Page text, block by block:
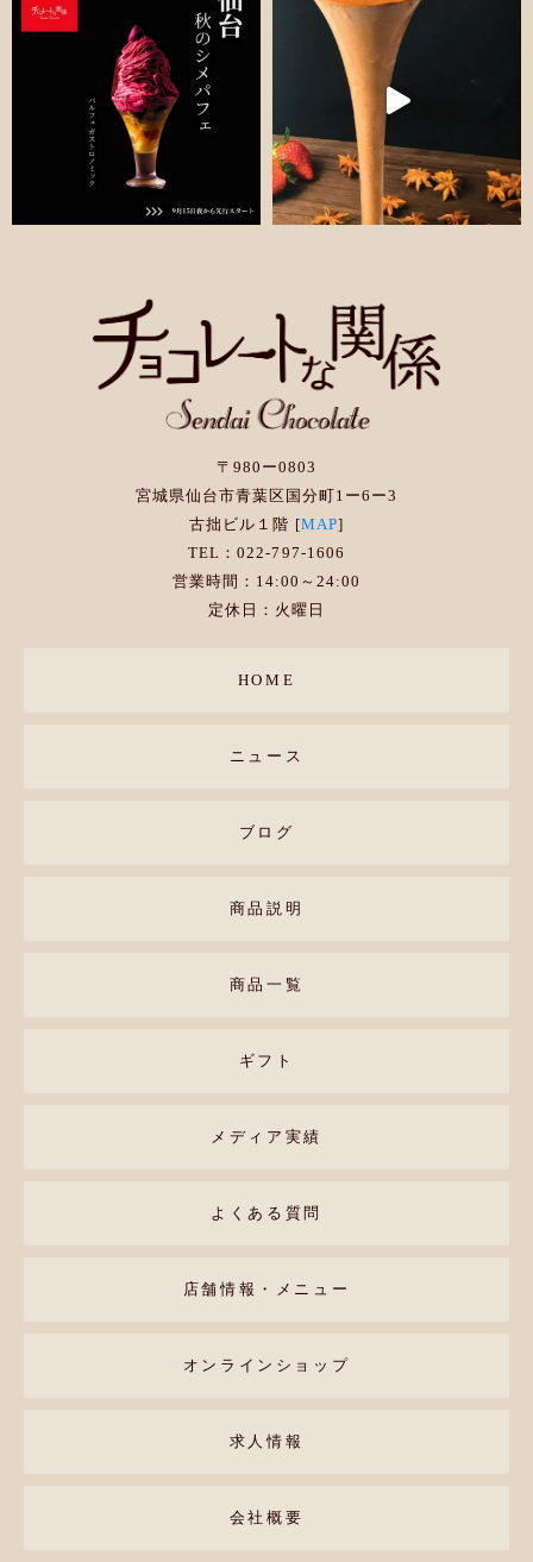
〒980ー0803
宮城県仙台市青葉区国分町1ー6ー3
古拙ビル１階 [MAP]
TEL：022-797-1606
営業時間：14:00～24:00
定休日：火曜日
HOME
ニュース
ブログ
商品説明
商品一覧
ギフト
メディア実績
よくある質問
店舗情報・メニュー
オンラインショップ
求人情報
会社概要